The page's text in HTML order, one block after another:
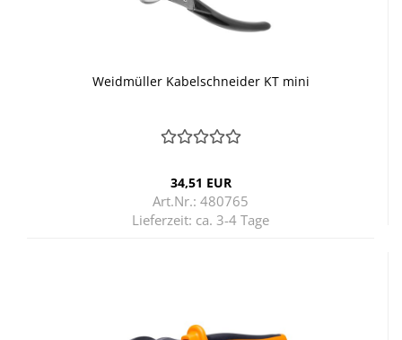
Weid­mül­ler Ka­bel­schnei­der KT mini
34,51 EUR
Art.Nr.: 480765
Lieferzeit: ca. 3-4 Tage